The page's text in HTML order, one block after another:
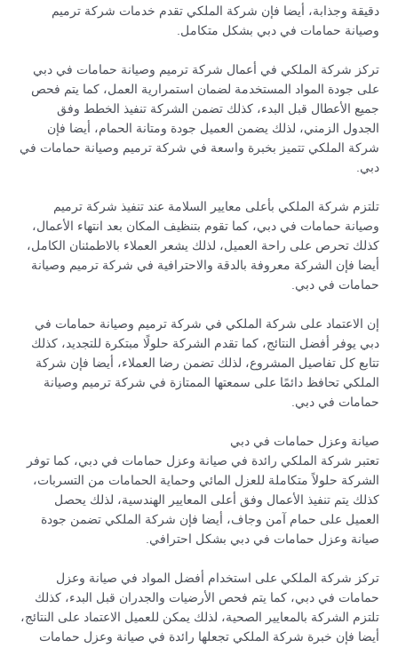
دقيقة وجذابة، أيضا فإن شركة الملكي تقدم خدمات شركة ترميم
وصيانة حمامات في دبي بشكل متكامل.
تركز شركة الملكي في أعمال شركة ترميم وصيانة حمامات في دبي
على جودة المواد المستخدمة لضمان استمرارية العمل، كما يتم فحص
جميع الأعطال قبل البدء، كذلك تضمن الشركة تنفيذ الخطط وفق
الجدول الزمني، لذلك يضمن العميل جودة ومتانة الحمام، أيضا فإن
شركة الملكي تتميز بخبرة واسعة في شركة ترميم وصيانة حمامات في
دبي.
تلتزم شركة الملكي بأعلى معايير السلامة عند تنفيذ شركة ترميم
وصيانة حمامات في دبي، كما تقوم بتنظيف المكان بعد انتهاء الأعمال،
كذلك تحرص على راحة العميل، لذلك يشعر العملاء بالاطمئنان الكامل،
أيضا فإن الشركة معروفة بالدقة والاحترافية في شركة ترميم وصيانة
حمامات في دبي.
إن الاعتماد على شركة الملكي في شركة ترميم وصيانة حمامات في
دبي يوفر أفضل النتائج، كما تقدم الشركة حلولًا مبتكرة للتجديد، كذلك
تتابع كل تفاصيل المشروع، لذلك تضمن رضا العملاء، أيضا فإن شركة
الملكي تحافظ دائمًا على سمعتها الممتازة في شركة ترميم وصيانة
حمامات في دبي.
صيانة وعزل حمامات في دبي
تعتبر شركة الملكي رائدة في صيانة وعزل حمامات في دبي، كما توفر
الشركة حلولاً متكاملة للعزل المائي وحماية الحمامات من التسربات،
كذلك يتم تنفيذ الأعمال وفق أعلى المعايير الهندسية، لذلك يحصل
العميل على حمام آمن وجاف، أيضا فإن شركة الملكي تضمن جودة
صيانة وعزل حمامات في دبي بشكل احترافي.
تركز شركة الملكي على استخدام أفضل المواد في صيانة وعزل
حمامات في دبي، كما يتم فحص الأرضيات والجدران قبل البدء، كذلك
تلتزم الشركة بالمعايير الصحية، لذلك يمكن للعميل الاعتماد على النتائج،
أيضا فإن خبرة شركة الملكي تجعلها رائدة في صيانة وعزل حمامات